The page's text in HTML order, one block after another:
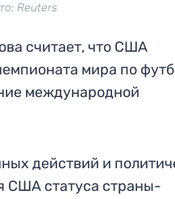
Reuters
считает, что США
мира по
международной
действий и
США статуса страны-